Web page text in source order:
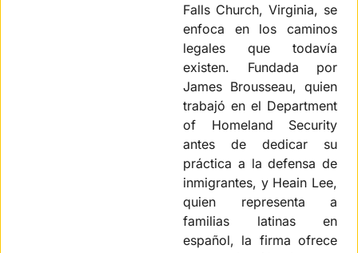
Falls Church, Virginia, se
enfoca en los caminos
legales que todavía
existen. Fundada por
James Brousseau, quien
trabajó en el Department
of Homeland Security
antes de dedicar su
práctica a la defensa de
inmigrantes, y Heain Lee,
quien representa a
familias latinas en
español, la firma ofrece